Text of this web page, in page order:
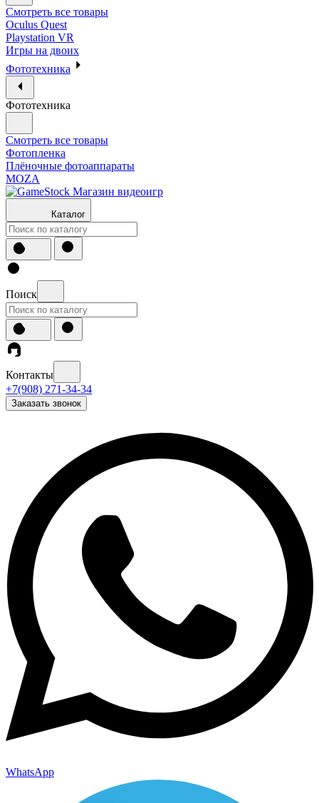
Смотреть все товары
Oculus Quest
Playstation VR
Игры на двоих
Фототехника
Фототехника
Смотреть все товары
Фотопленка
Плёночные фотоаппараты
MOZA
Каталог
Поиск
Контакты
+7(908) 271-34-34
Заказать звонок
WhatsApp